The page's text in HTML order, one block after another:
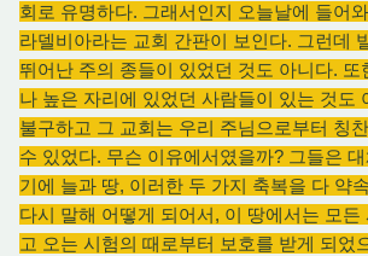
회로 유명하다. 그래서인지 오늘날에 들어
라델비아라는 교회 간판이 보인다. 그런데
뛰어난 주의 종들이 있었던 것도 아니다.
나 높은 자리에 있었던 사람들이 있는 것도
불구하고 그 교회는 우리 주님으로부터 칭
수 있었다. 무슨 이유에서였을까? 그들은
기에 늘과 땅, 이러한 두 가지 축복을 다 약
다시 말해 어떻게 되어서, 이 땅에서는 모든
고 오는 시험의 때로부터 보호를 받게 되었